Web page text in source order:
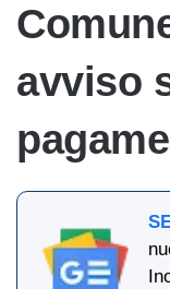
avviso